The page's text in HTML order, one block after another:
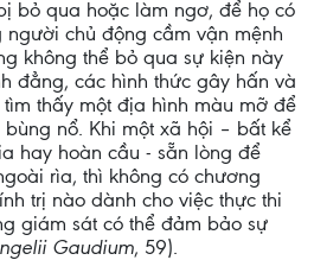
bỏ qua hoặc làm ngơ, để họ có
chủ động cầm vận mệnh
không thể bỏ qua sự kiện này
đẳng, các hình thức gây hấn và
thấy một địa hình màu mỡ để
nổ. Khi một xã hội – bất kể
hay hoàn cầu - sẵn lòng để
rìa, thì không có chương
trị nào dành cho việc thực thi
giám sát có thể đảm bảo sự
Gaudium, 59).